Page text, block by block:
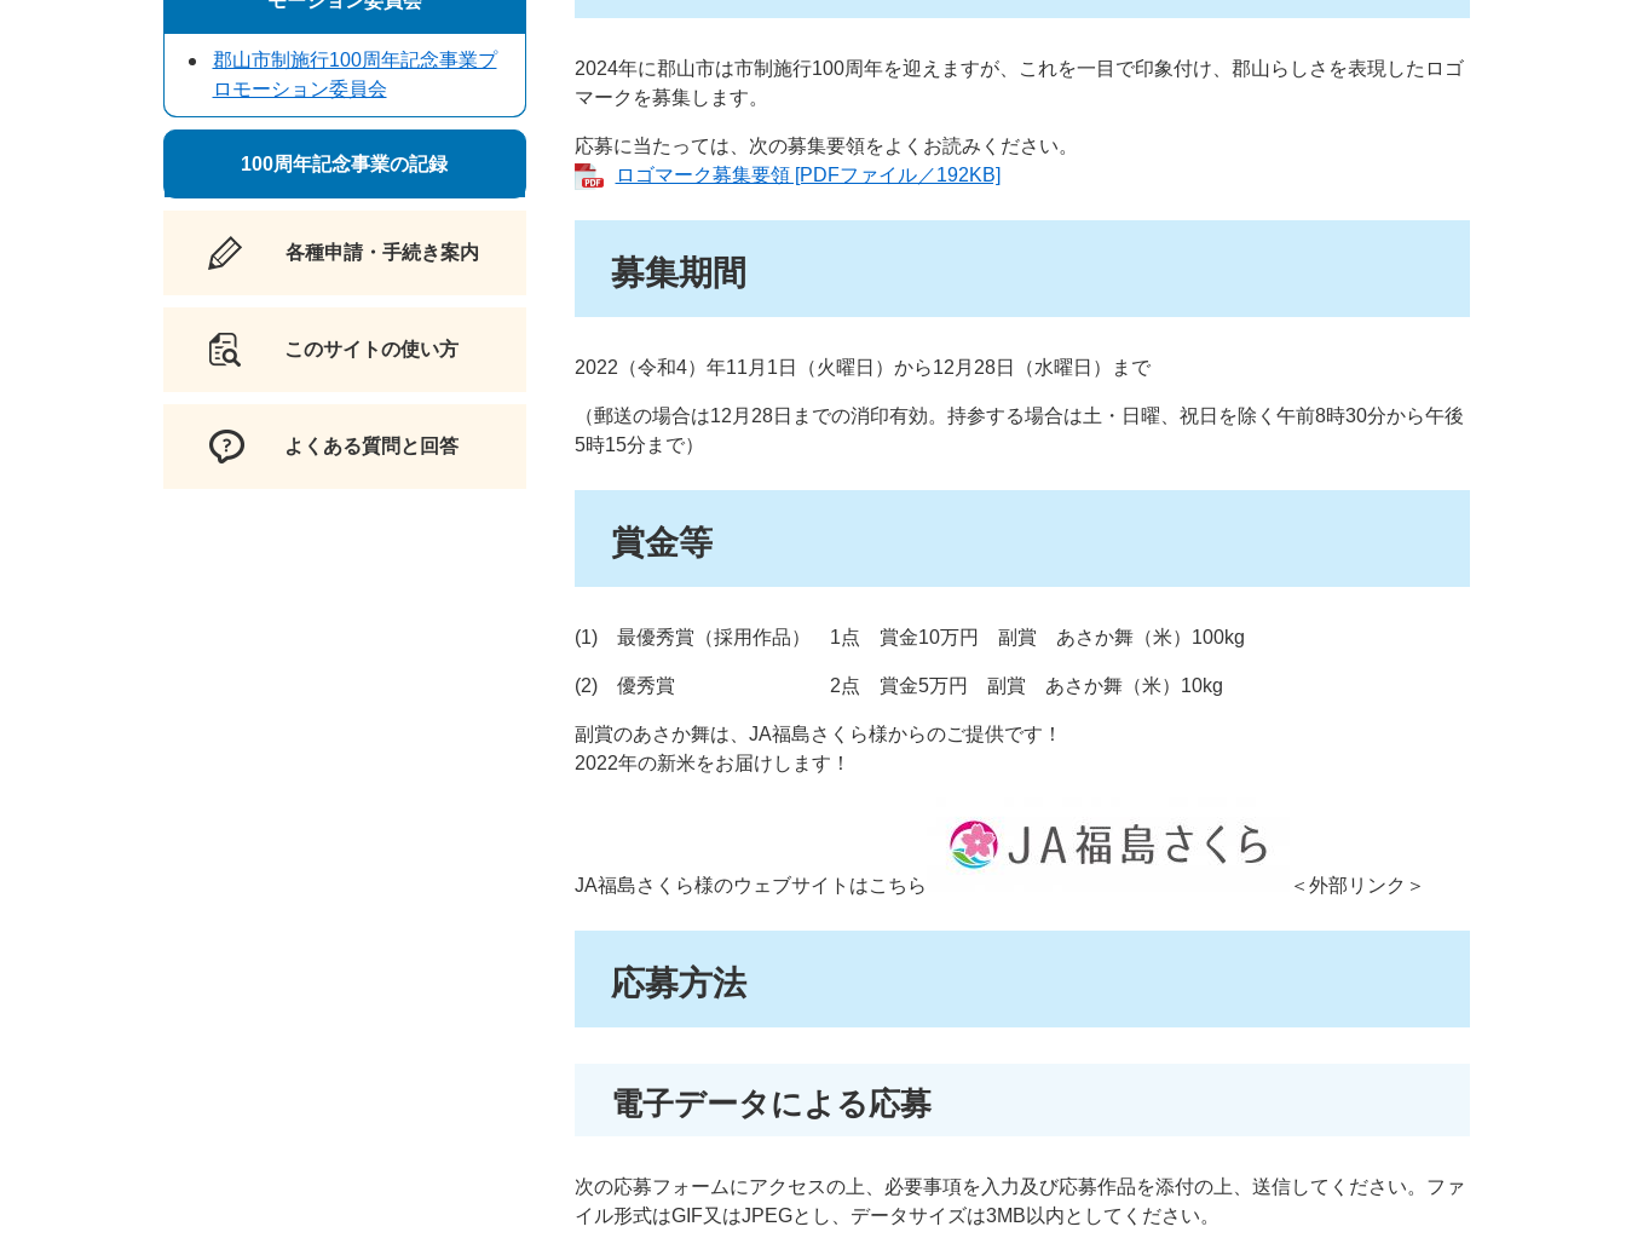
2024年に郡山市は市制施行100周年を迎えますが、これを一目で印象付け、郡山らしさを表現したロゴ
マークを募集します。
応募に当たっては、次の募集要領をよくお読みください。
ロゴマーク募集要領 [PDFファイル／192KB]
募集期間
2022（令和4）年11月1日（火曜日）から12月28日（水曜日）まで
（郵送の場合は12月28日までの消印有効。持参する場合は土・日曜、祝日を除く午前8時30分から午後
5時15分まで）
賞金等
(1) 最優秀賞（採用作品） 1点 賞金10万円 副賞 あさか舞（米）100kg
(2) 優秀賞 2点 賞金5万円 副賞 あさか舞（米）10kg
副賞のあさか舞は、JA福島さくら様からのご提供です！
2022年の新米をお届けします！
JA福島さくら様のウェブサイトはこちら ＜外部リンク＞
応募方法
電子データによる応募
次の応募フォームにアクセスの上、必要事項を入力及び応募作品を添付の上、送信してください。ファ
イル形式はGIF又はJPEGとし、データサイズは3MB以内としてください。
郡山市制施行100周年記念事業プ
ロモーション委員会
100周年記念事業の記録
各種申請・手続き案内
このサイトの使い方
よくある質問と回答